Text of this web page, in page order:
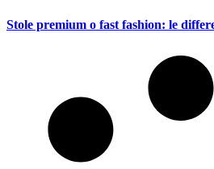
Stole premium o fast fashion: le